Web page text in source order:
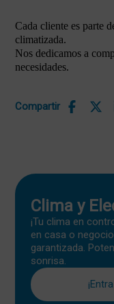
Cada cliente es parte
climatizada.
Nos dedicamos a
necesidades.
Compartir
Clima y
¡Tu clima en
en casa o
garantizada.
sonrisa.